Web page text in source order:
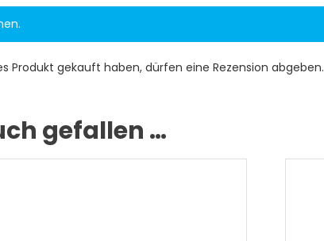
Produkt gekauft haben, dürfen eine Rezension abgeben.
gefallen …